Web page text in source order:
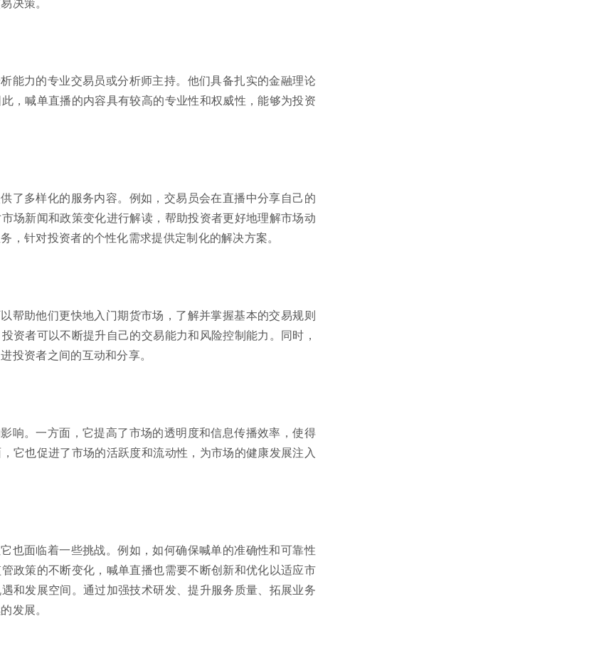
能力的专业交易员或分析师主持。他们具备扎实的金融理论
，喊单直播的内容具有较高的专业性和权威性，能够为投资
了多样化的服务内容。例如，交易员会在直播中分享自己的
场新闻和政策变化进行解读，帮助投资者更好地理解市场动
针对投资者的个性化需求提供定制化的解决方案。
帮助他们更快地入门期货市场，了解并掌握基本的交易规则
资者可以不断提升自己的交易能力和风险控制能力。同时，
投资者之间的互动和分享。
响。一方面，它提高了市场的透明度和信息传播效率，使得
它也促进了市场的活跃度和流动性，为市场的健康发展注入
也面临着一些挑战。例如，如何确保喊单的准确性和可靠性
政策的不断变化，喊单直播也需要不断创新和优化以适应市
和发展空间。通过加强技术研发、提升服务质量、拓展业务
发展。